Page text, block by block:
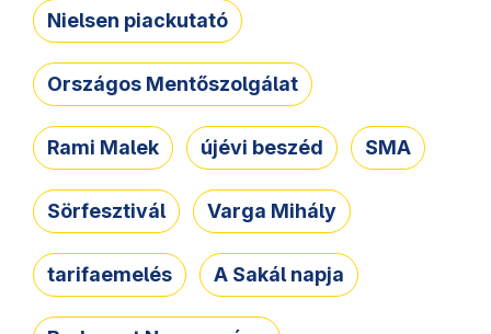
Nielsen piackutató
Országos Mentőszolgálat
Rami Malek újévi beszéd SMA
Sörfesztivál Varga Mihály
tarifaemelés A Sakál napja